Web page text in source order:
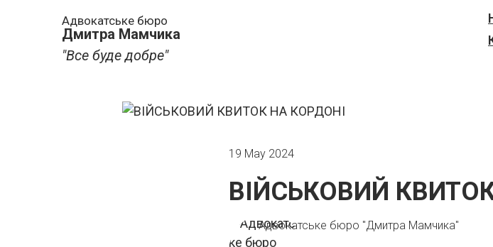
Адвокатське бюро
Дмитра Мамчика
"Все буде добре"
19 May 2024
ВІЙСЬКОВИЙ
Адвокатське бюро "Дмитра Мамчика"